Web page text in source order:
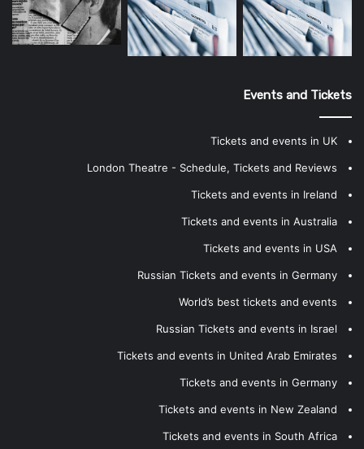
Events and Tickets
Tickets and events in UK
London Theatre - Schedule, Tickets and Reviews
Tickets and events in Ireland
Tickets and events in Australia
Tickets and events in USA
Russian Tickets and events in Germany
World’s best tickets and events
Russian Tickets and events in Israel
Tickets and events in United Arab Emirates
Tickets and events in Germany
Tickets and events in New Zealand
Tickets and events in South Africa